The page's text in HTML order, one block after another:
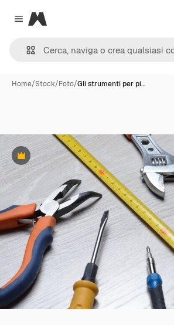
Close menu
Magnific
Home/Stock/Foto/Gli strumenti per pi…
Premium